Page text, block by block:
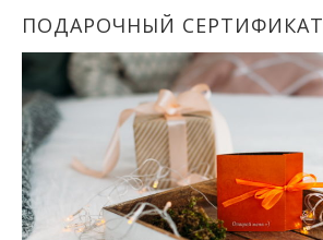
ПОДАРОЧНЫЙ СЕРТИФИКАТ